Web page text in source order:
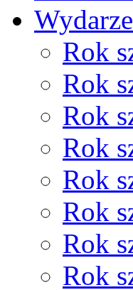
Rok
Rok
Rok
Rok
Rok
Rok
Rok
Rok